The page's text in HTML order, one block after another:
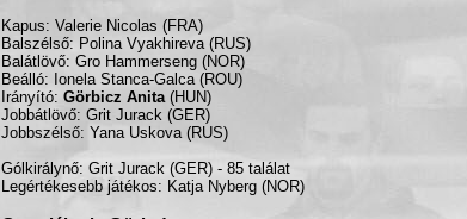
Kapus: Valerie Nicolas (FRA)
Balszélső: Polina Vyakhireva (RUS)
Balátlövő: Gro Hammerseng (NOR)
Beálló: Ionela Stanca-Galca (ROU)
Irányító: Görbicz Anita (HUN)
Jobbátlövő: Grit Jurack (GER)
Jobbszélső: Yana Uskova (RUS)
Gólkirálynő: Grit Jurack (GER) - 85 találat
Legértékesebb játékos: Katja Nyberg (NOR)